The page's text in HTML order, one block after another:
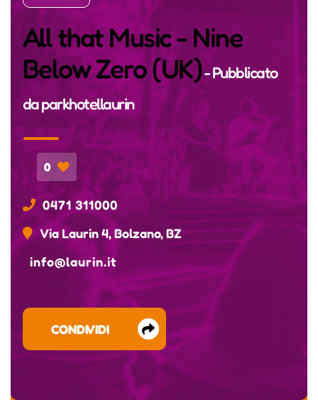
All that Music - Nine
Below Zero (UK)- Pubblicato
daparkhotellaurin
0
0471 311000
Via Laurin 4, Bolzano, BZ
info@laurin.it
CONDIVIDI